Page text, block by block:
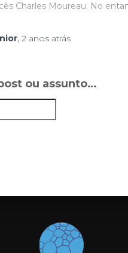
Charles Moureau. No
, 2 anos atrás
ou assunto…